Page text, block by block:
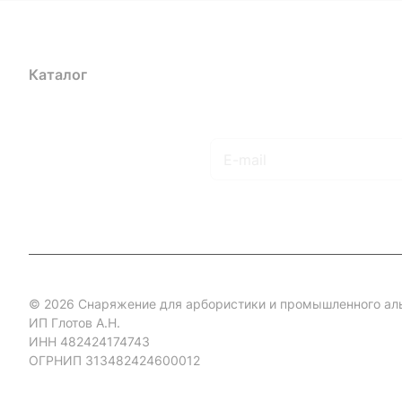
Каталог
© 2026 Снаряжение для арбористики и промышленного
ИП Глотов А.Н.
ИНН 482424174743
ОГРНИП 313482424600012